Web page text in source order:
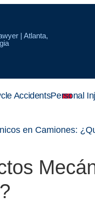
| Atlanta,
AccidentsPersonal
en Camiones: